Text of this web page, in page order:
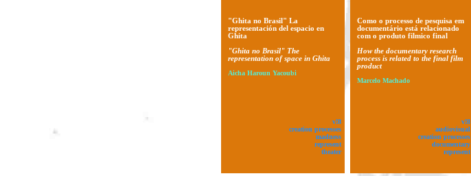
"Ghita no Brasil" La
representación del espacio en
Ghita
"Ghita no Brasil" The
representation of space in Ghita
Aicha Haroun Yacoubi
v!8
creation processes
madness
represent
theater
Como o processo de pesquisa em
documentário está relacionado
com o produto filmico final
How the documentary research
process is related to the final film
product
Marcelo Machado
v!8
audiovisual
creation processes
documentary
represent